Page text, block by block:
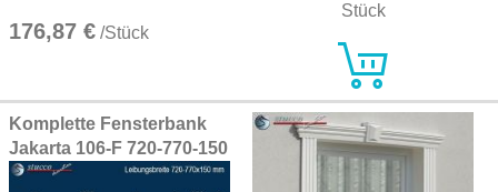
176,87 € /Stück
Stück
Komplette Fensterbank
Jakarta 106-F 720-770-150